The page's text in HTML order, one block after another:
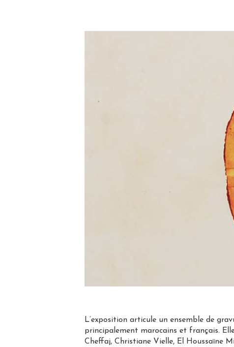
L’exposition articule un ensemble de
principalement marocains et français.
Cheffaj, Christiane Vielle, El Houssaïne